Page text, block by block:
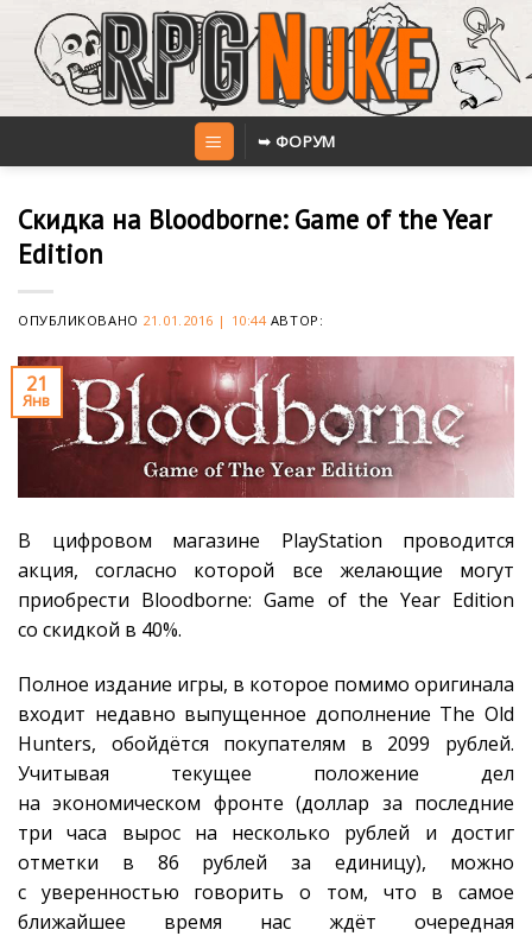
content
➥ ФОРУМ
Скидка на Bloodborne: Game of the Year
Edition
ОПУБЛИКОВАНО 21.01.2016 | 10:44АВТОР:
21
Янв
В цифровом магазине PlayStation проводится
акция, согласно которой все желающие могут
приобрести Bloodborne: Game of the Year Edition
со скидкой в 40%.
Полное издание игры, в которое помимо оригинала
входит недавно выпущенное дополнение The Old
Hunters, обойдётся покупателям в 2099 рублей.
Учитывая текущее положение дел
на экономическом фронте (доллар за последние
три часа вырос на несколько рублей и достиг
отметки в 86 рублей за единицу), можно
с уверенностью говорить о том, что в самое
ближайшее время нас ждёт очередная